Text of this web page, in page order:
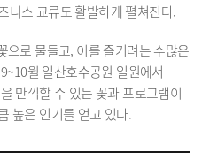
니스 교류도 활발하게 펼쳐진다.
으로 물들고, 이를 즐기려는 수많은
월 일산호수공원 일원에서
만끽할 수 있는 꽃과 프로그램이
높은 인기를 얻고 있다.